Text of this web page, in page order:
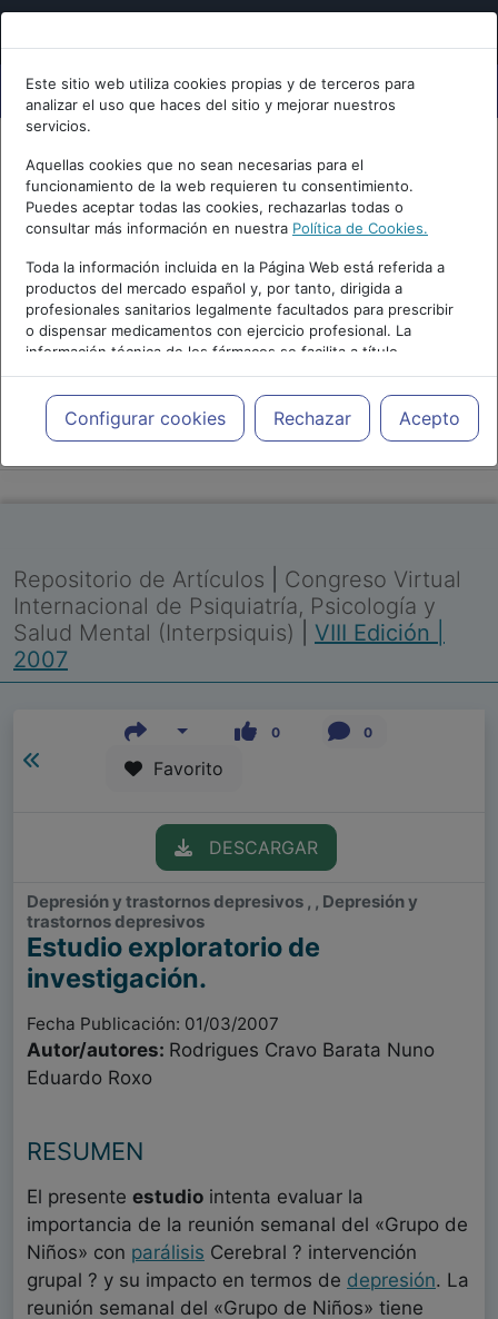
Este sitio web utiliza cookies propias y de terceros para
analizar el uso que haces del sitio y mejorar nuestros
servicios.
Aquellas cookies que no sean necesarias para el
funcionamiento de la web requieren tu consentimiento.
Puedes aceptar todas las cookies, rechazarlas todas o
consultar más información en nuestra Política de Cookies.
Toda la información incluida en la Página Web está referida a
productos del mercado español y, por tanto, dirigida a
profesionales sanitarios legalmente facultados para prescribir
o dispensar medicamentos con ejercicio profesional. La
información técnica de los fármacos se facilita a título
meramente informativo, siendo responsabilidad de los
profesionales facultados prescribir medicamentos y decidir, en
cada caso concreto, el tratamiento más adecuado a las
necesidades del paciente.
Configurar cookies Rechazar Acepto
PUBLICIDAD
Repositorio de Artículos
Congreso Virtual
Internacional de Psiquiatría, Psicología y
Salud Mental (Interpsiquis)
VIII Edición |
2007
0 0
Favorito
DESCARGAR
Depresión y trastornos depresivos , , Depresión y
trastornos depresivos
Estudio exploratorio de
investigación.
Fecha Publicación: 01/03/2007
Autor/autores: Rodrigues Cravo Barata Nuno
Eduardo Roxo
RESUMEN
El presente estudio intenta evaluar la
importancia de la reunión semanal del «Grupo de
Niños» con parálisis Cerebral ? intervención
grupal ? y su impacto en termos de depresión. La
reunión semanal del «Grupo de Niños» tiene